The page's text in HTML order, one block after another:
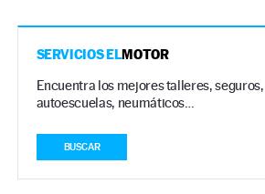
SERVICIOS ELMOTOR
Encuentra los mejores talleres, seguros,
autoescuelas, neumáticos…
BUSCAR